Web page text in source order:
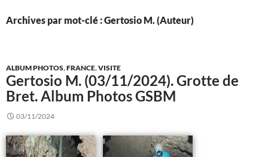
Archives par mot-clé : Gertosio M. (Auteur)
ALBUM PHOTOS,FRANCE,VISITE
Gertosio M. (03/11/2024). Grotte de
Bret. Album Photos GSBM
03/11/2024